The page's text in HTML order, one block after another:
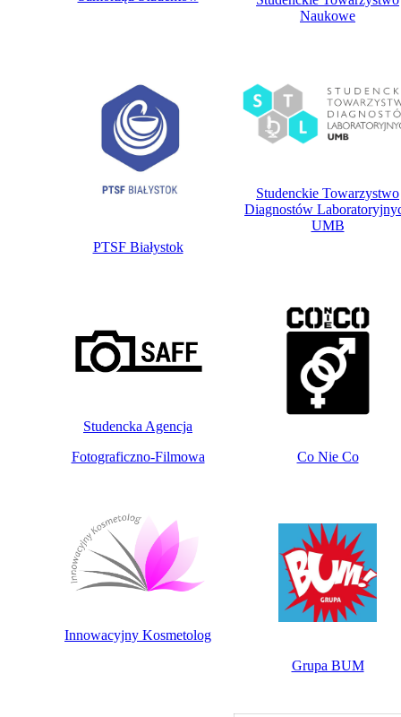
Naukowe
PTSF Białystok
Studenckie Towarzystwo
Diagnostów
UMB
Studencka Agencja
Fotograficzno-Filmowa
Co Nie Co
Innowacyjny Kosmetolog
Grupa BUM